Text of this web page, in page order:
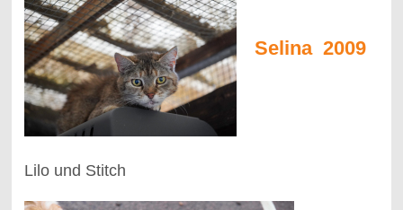
Selina 2009
Lilo und Stitch